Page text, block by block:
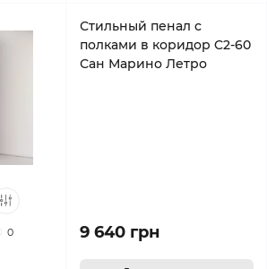
0
Стильный пенал с
полками в коридор C2-60
Сан Марино Летро
9 640 грн